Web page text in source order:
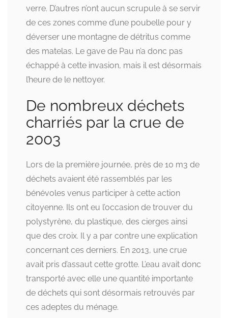
verre. D’autres n’ont aucun scrupule à se servir
de ces zones comme d’une poubelle pour y
déverser une montagne de détritus comme
des matelas. Le gave de Pau n’a donc pas
échappé à cette invasion, mais il est désormais
l’heure de le nettoyer.
De nombreux déchets
charriés par la crue de
2003
Lors de la première journée, près de 10 m3 de
déchets avaient été rassemblés par les
bénévoles venus participer à cette action
citoyenne. Ils ont eu l’occasion de trouver du
polystyrène, du plastique, des cierges ainsi
que des croix. Il y a par contre une explication
concernant ces derniers. En 2013, une crue
avait pris d’assaut cette grotte. L’eau avait donc
transporté avec elle une quantité importante
de déchets qui sont désormais retrouvés par
ces adeptes du ménage.